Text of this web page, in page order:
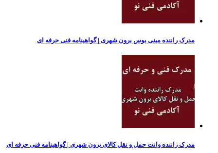
مدرک راننده مینی بوس برون شهری | گواهینامه فنی حرفه ای
مدرک راننده وانت حمل و نقل کالای برون شهری | گواهینامه فنی حرفه ای